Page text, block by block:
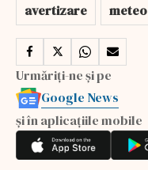
avertizare meteo
Urmăriți-ne și pe
Google News
și în aplicațiile mobile